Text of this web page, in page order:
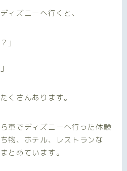
ィズニーへ行くと、
」
くさんあります。
車でディズニーへ行った体験
物、ホテル、レストランな
とめています。